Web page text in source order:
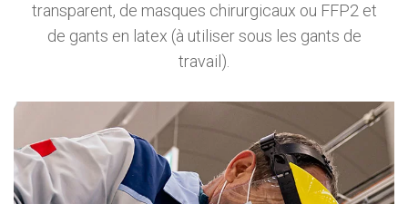
transparent, de masques chirurgicaux ou FFP2 et
de gants en latex (à utiliser sous les gants de
travail).